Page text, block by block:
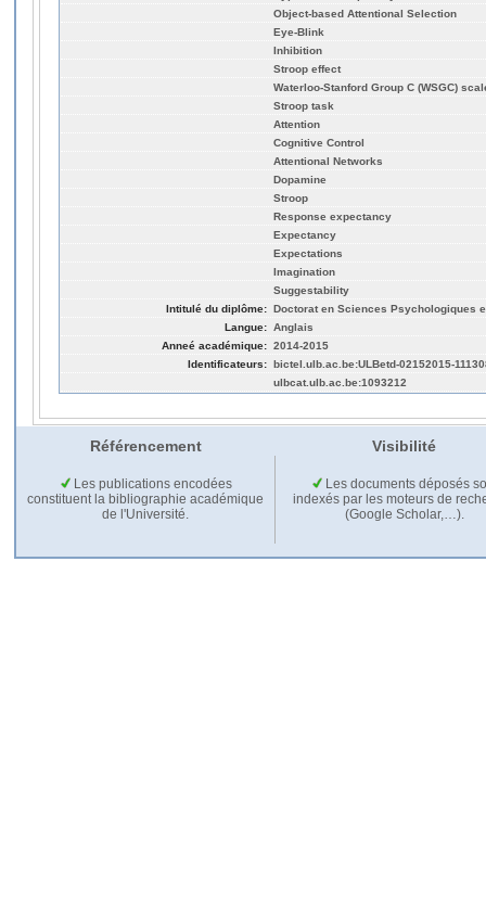
Object-based Attentional Selection
Eye-Blink
Inhibition
Stroop effect
Waterloo-Stanford Group C (WSGC)
Stroop task
Attention
Cognitive Control
Attentional Networks
Dopamine
Stroop
Response expectancy
Expectancy
Expectations
Imagination
Suggestability
Intitulé du diplôme: Doctorat en Sciences Psychologiques
Langue: Anglais
Anneé académique: 2014-2015
Identificateurs: bictel.ulb.ac.be:ULBetd-02152015-
ulbcat.ulb.ac.be:1093212
Référencement Visibilité
Les publications encodées
constituent la bibliographie académique
de l'Université.
Les documents déposés
indexés par les moteurs de
(Google Scholar,…).